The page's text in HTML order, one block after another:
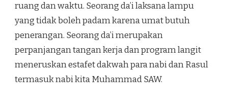
ruang dan waktu. Seorang da’i laksana lampu
yang tidak boleh padam karena umat butuh
penerangan. Seorang da’i merupakan
perpanjangan tangan kerja dan program langit
meneruskan estafet dakwah para nabi dan Rasul
termasuk nabi kita Muhammad SAW.